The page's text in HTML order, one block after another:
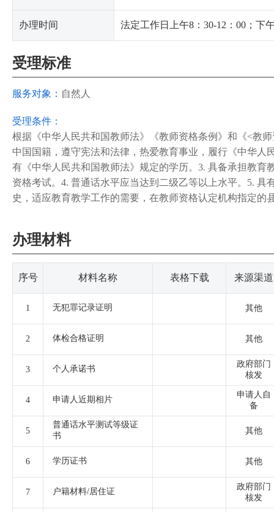
办理时间 法定工作日上午8：30-12：00；下
受理标准
服务对象： 自然人
受理条件：
根据《中华人民共和国教师法》《教师资格条例》和《<教
中国国籍，遵守宪法和法律，热爱教育事业，履行《中华人
有《中华人民共和国教师法》规定的学历。3. 具备承担教
资格考试。4. 普通话水平应当达到二级乙等以上水平。5.
史，适应教育教学工作的需要，在教师资格认定机构指定的
办理材料
序号 材料名称 表格下载 来源渠道
1 无犯罪记录证明 其他
2 体检合格证明 其他
3 个人承诺书
政府部门
核发
4 申请人近期相片
申请人自
备
5
普通话水平测试等级证
书
其他
6 学历证书 其他
7 户籍材料/居住证
政府部门
核发